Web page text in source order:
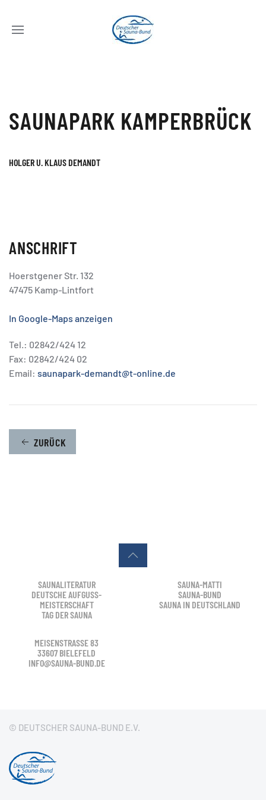
SAUNAPARK KAMPERBRÜCK
HOLGER U. KLAUS DEMANDT
ANSCHRIFT
Hoerstgener Str. 132
47475 Kamp-Lintfort
In Google-Maps anzeigen
Tel.: 02842/424 12
Fax: 02842/424 02
Email: saunapark-demandt@t-online.de
ZURÜCK
SAUNALITERATUR
DEUTSCHE AUFGUSS-
MEISTERSCHAFT
TAG DER SAUNA
SAUNA-MATTI
SAUNA-BUND
SAUNA IN DEUTSCHLAND
MEISENSTRASSE 83
33607 BIELEFELD
INFO@SAUNA-BUND.DE
© DEUTSCHER SAUNA-BUND E.V.